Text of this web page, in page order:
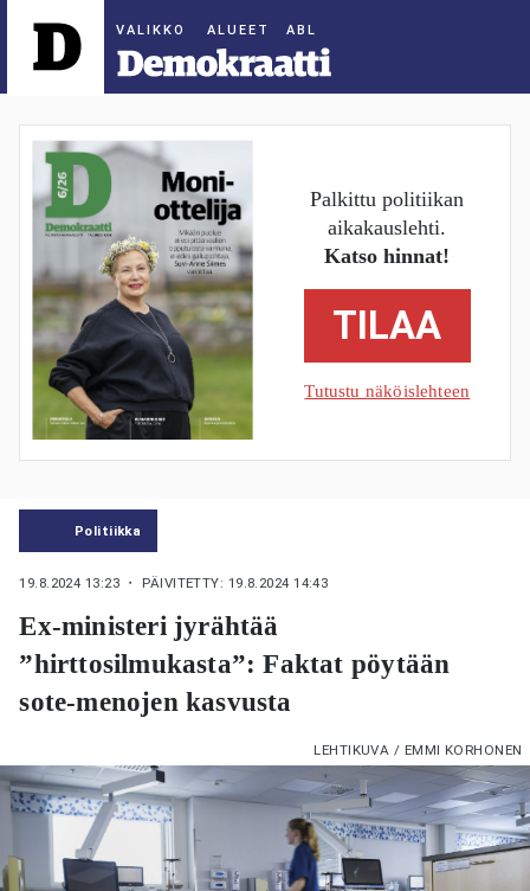
ALUEET
Palkittu politiikan
aikakauslehti.
Katso hinnat!
TILAA
Tutustu näköislehteen
Politiikka
19.8.2024 13:23 ・ PÄIVITETTY: 19.8.2024 14:43
Ex-ministeri jyrähtää
”hirttosilmukasta”: Faktat pöytään
sote-menojen kasvusta
LEHTIKUVA / EMMI KORHONEN